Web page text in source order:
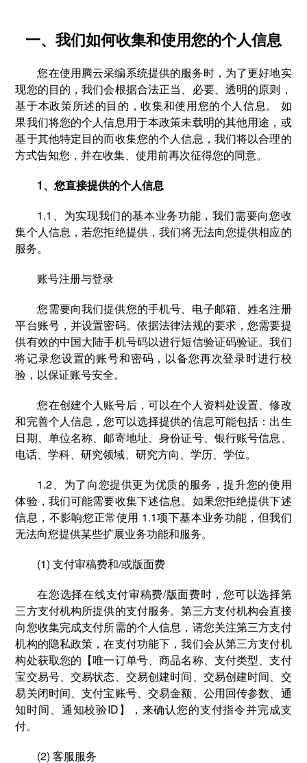
一、我们如何收集和使用您的个人信息
您在使用腾云采编系统提供的服务时，为了更好地实
现您的目的，我们会根据合法正当、必要、透明的原则，
基于本政策所述的目的，收集和使用您的个人信息。 如
果我们将您的个人信息用于本政策未载明的其他用途，或
基于其他特定目的而收集您的个人信息，我们将以合理的
方式告知您，并在收集、使用前再次征得您的同意。
1、您直接提供的个人信息
1.1、为实现我们的基本业务功能，我们需要向您收
集个人信息，若您拒绝提供，我们将无法向您提供相应的
服务。
账号注册与登录
您需要向我们提供您的手机号、电子邮箱、姓名注册
平台账号，并设置密码。依据法律法规的要求，您需要提
供有效的中国大陆手机号码以进行短信验证码验证。我们
将记录您设置的账号和密码，以备您再次登录时进行校
验，以保证账号安全。
您在创建个人账号后，可以在个人资料处设置、修改
和完善个人信息，您可以选择提供的信息可能包括：出生
日期、单位名称、邮寄地址、身份证号、银行账号信息、
电话、学科、研究领域、研究方向、学历、学位。
1.2、为了向您提供更为优质的服务，提升您的使用
体验，我们可能需要收集下述信息。如果您拒绝提供下述
信息，不影响您正常使用 1.1项下基本业务功能，但我们
无法向您提供某些扩展业务功能和服务。
(1) 支付审稿费和/或版面费
在您选择在线⽀付审稿费/版面费时，您可以选择第
三方支付机构所提供的⽀付服务。第三方支付机构会直接
向您收集完成支付所需的个人信息，请您关注第三方支付
机构的隐私政策，在支付功能下，我们会从第三方支付机
构处获取您的【唯一订单号、商品名称、支付类型、支付
宝交易号、交易状态、交易创建时间、交易创建时间、交
易关闭时间、支付宝账号、交易金额、公用回传参数、通
知时间、通知校验ID】，来确认您的支付指令并完成支
付。
(2) 客服服务